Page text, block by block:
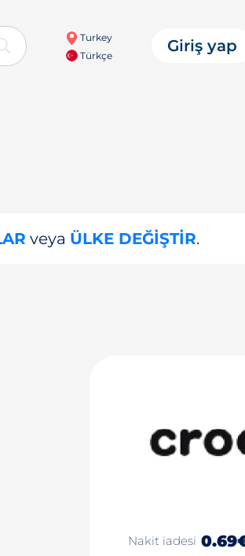
Turkey
Türkçe
Giriş yap
veya ÜLKE DEĞIŞTIR.
Nakit iadesi